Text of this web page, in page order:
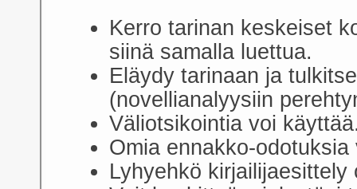
Kerro tarinan keskeiset
siinä samalla luettua.
Eläydy tarinaan ja
(novellianalyysiin
Väliotsikointia voi
Omia ennakko-
Lyhyehkö kirjailijaesittely